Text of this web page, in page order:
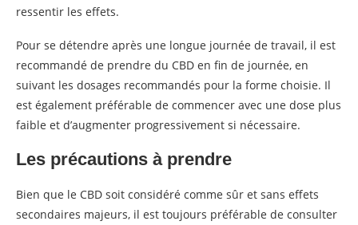
ressentir les effets.
Pour se détendre après une longue journée de travail, il est
recommandé de prendre du CBD en fin de journée, en
suivant les dosages recommandés pour la forme choisie. Il
est également préférable de commencer avec une dose plus
faible et d’augmenter progressivement si nécessaire.
Les précautions à prendre
Bien que le CBD soit considéré comme sûr et sans effets
secondaires majeurs, il est toujours préférable de consulter